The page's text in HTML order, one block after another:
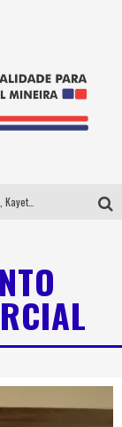
As Hilárias: Suzy Brasil, Kayete e Karoline Absinto retornam a Belo Horizonte para apresentação única no Teatro Sesiminas
Usecorp consolida a 'economia do uso' no B2B brasileiro, vira S.A. e impulsiona expansão com novo fundo estruturado
Hot Wheels Monster Trucks Live™ confirma Belo Horizonte na turnê América do Sul 2027